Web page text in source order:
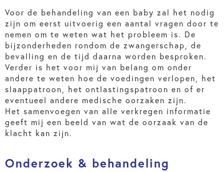
Voor de behandeling van een baby zal het nodig
zijn om eerst uitvoerig een aantal vragen door te
nemen om te weten wat het probleem is. De
bijzonderheden rondom de zwangerschap, de
bevalling en de tijd daarna worden besproken.
Verder is het voor mij van belang om onder
andere te weten hoe de voedingen verlopen, het
slaappatroon, het ontlastingspatroon en of er
eventueel andere medische oorzaken zijn.
Het samenvoegen van alle verkregen informatie
geeft mij een beeld van wat de oorzaak van de
klacht kan zijn.
Onderzoek & behandeling